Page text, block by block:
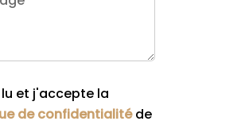
lu et j'accepte la
de confidentialitéde